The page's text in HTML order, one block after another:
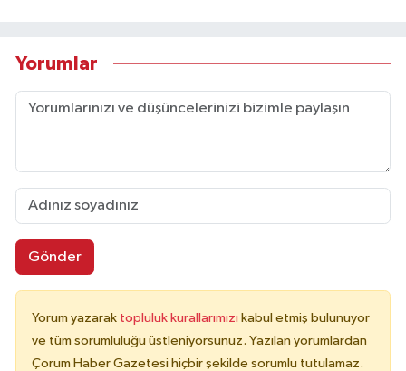
Yorumlar
Gönder
Yorum yazarak topluluk kurallarımızı kabul etmiş bulunuyor
ve tüm sorumluluğu üstleniyorsunuz. Yazılan yorumlardan
Çorum Haber Gazetesi hiçbir şekilde sorumlu tutulamaz.